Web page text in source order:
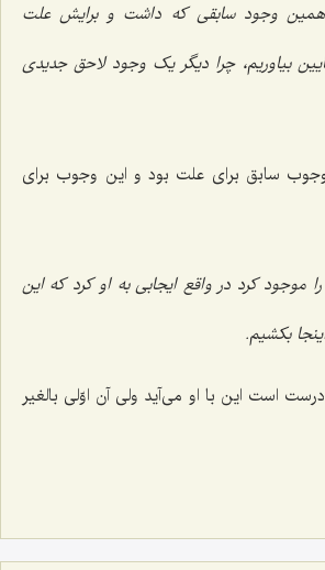
وجود سابقی که داشت و برایش علت
بیاوریم، چرا دیگر یک وجود لاحق جدیدی
سابق برای علت بود و این وجوب برای
موجود کرد در واقع ایجابی به او کرد که این
بکشیم.
است این با او می‌آید ولی آن اوّلی بالغیر